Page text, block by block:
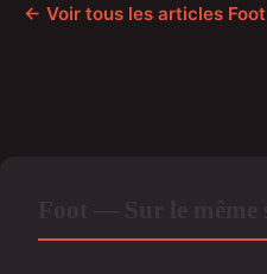
← Voir tous les articles Foot